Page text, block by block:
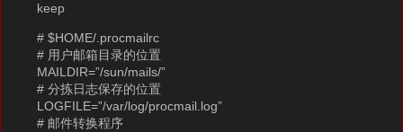
keep
# $HOME/.procmailrc
# 用户邮箱目录的位置
MAILDIR=”/sun/mails/”
# 分拣日志保存的位置
LOGFILE=”/var/log/procmail.log”
# 邮件转换程序